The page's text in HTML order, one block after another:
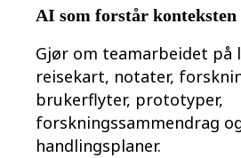
Miro Profesjonelle
Priser
AI som forstår konteksten
Gjør om teamarbeidet på
reisekart, notater,
brukerflyter, prototyper,
forskningssammendrag
handlingsplaner.